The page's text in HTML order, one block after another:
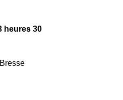
heures 30